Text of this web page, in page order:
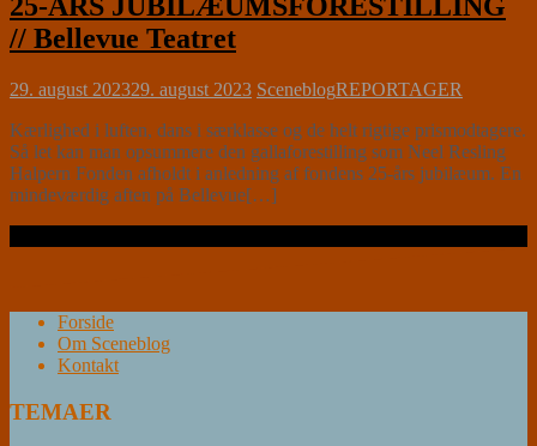
// Bellevue Teatret
29. august 202329. august 2023 SceneblogREPORTAGER
Kærlighed i luften, dans i særklasse og de helt rigtige prismodtagere.
Så let kan man opsummere den gallaforestilling som Neel Resling
Halpern Fonden afholdt i anledning af fondens 25-års jubilæum. En
mindeværdig aften på Bellevue[…]
Forside
Om Sceneblog
Kontakt
TEMAER